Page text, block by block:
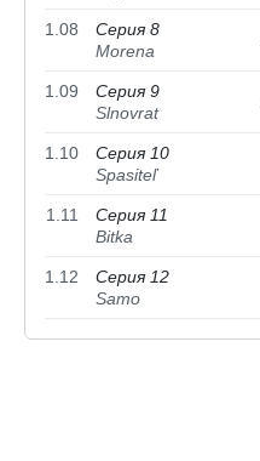
1.08
Серия 8
Morena
1.09
Серия 9
Slnovrat
1.10
Серия 10
Spasiteľ
1.11
Серия 11
Bitka
1.12
Серия 12
Samo